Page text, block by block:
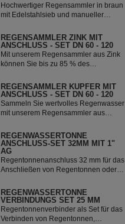
leitet zuverlässig sauberes
Regenwasser in ihre Regentonne.
Welt exportiert.
Hochwertiger Regensammler in braun
mit Edelstahlsieb und manueller
Regenwasserfilter INOX verfügt über
einen integriertem Überlaufstop und
leitet zuverlässig sauberes
Regenwasser in ihre Regentonne.
Welt exportiert.
REGENSAMMLER ZINK MIT
ANSCHLUSS - SET DN 60 - 120
Mit unserem Regensammler aus Zink
können Sie bis zu 85 % des
und in Ihrer Regentonne speichern.
Der Regensammler ist frostsicher und
lässt sich durch das Schiebeteil einfach
ein- und ausbauen. Der flexible
besonders einfach.
REGENSAMMLER KUPFER MIT
ANSCHLUSS - SET DN 60 - 120
Sammeln Sie wertvolles Regenwasser
mit unserem Regensammler aus
Set ermöglicht eine effiziente Nutzung
des Regenwassers und ist einfach zu
installieren. Damit können Sie bis zu
85 % des anfallenden Regenwassers
sammeln und in Ihre Regentonne
REGENWASSERTONNE
ANSCHLUSS-SET 32MM MIT 1"
AG
Regentonnenanschluss 32 mm für das
Anschließen von Regentonnen oder
Schlauchdurchmesser von 32 mm.
REGENWASSERTONNE
VERBINDUNGS SET 25 MM
Regentonnenverbinder als Set für das
Verbinden von Regentonnen,